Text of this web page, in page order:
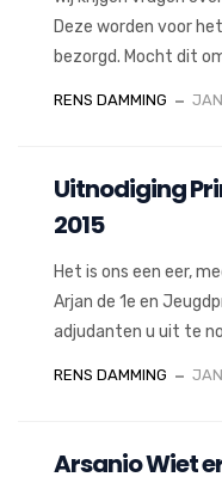
Deze worden voor
bezorgd. Mocht dit
RENS DAMMING
Uitnodiging
2015
Het is ons een eer,
Arjan de 1e en
adjudanten u uit te
RENS DAMMING
Arsanio Wiet